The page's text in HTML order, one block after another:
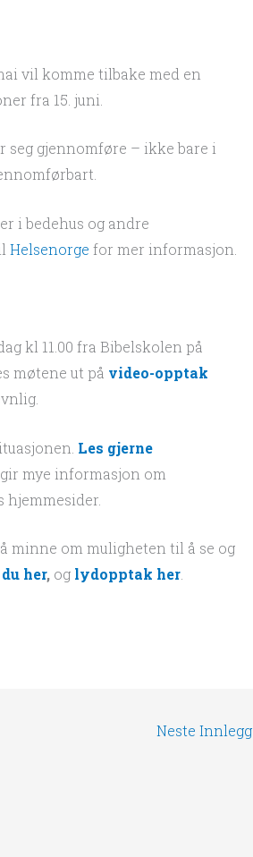
vil komme tilbake med en
fra 15. juni.
gjennomføre – ikke bare i
i bedehus og andre
Helsenorge for mer informasjon.
kl 11.00 fra Bibelskolen på
møtene ut på video-opptak
Les gjerne
mye informasjon om
hjemmesider.
minne om muligheten til å se og
her, og lydopptak her
Neste Innlegg